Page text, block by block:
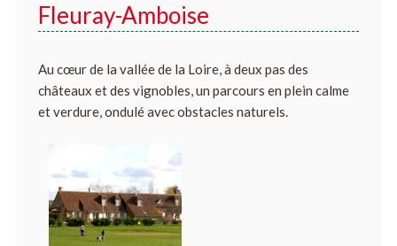
Fleuray-Amboise
Au cœur de la vallée de la Loire, à deux pas des
châteaux et des vignobles, un parcours en plein calme
et verdure, ondulé avec obstacles naturels.